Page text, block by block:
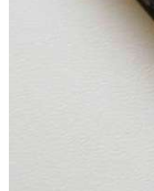
Фестиваль
11–13